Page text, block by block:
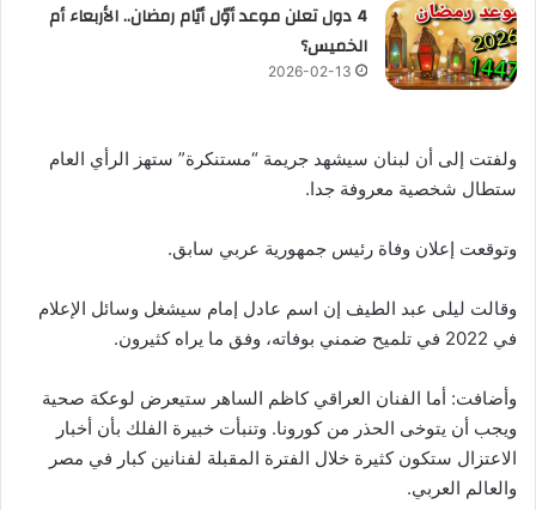
4 دول تعلن موعد أوّل أيّام رمضان.. الأربعاء أم
الخميس؟
2026-02-13
ولفتت إلى أن لبنان سيشهد جريمة “مستنكرة” ستهز الرأي العام
ستطال شخصية معروفة جدا.
وتوقعت إعلان وفاة رئيس جمهورية عربي سابق.
وقالت ليلى عبد الطيف إن اسم عادل إمام سيشغل وسائل الإعلام
في 2022 في تلميح ضمني بوفاته، وفق ما يراه كثيرون.
وأضافت: أما الفنان العراقي كاظم الساهر ستيعرض لوعكة صحية
ويجب أن يتوخى الحذر من كورونا. وتنبأت خبيرة الفلك بأن أخبار
الاعتزال ستكون كثيرة خلال الفترة المقبلة لفنانين كبار في مصر
والعالم العربي.